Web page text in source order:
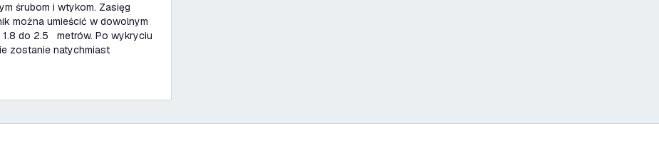
śrubom i wtykom. Zasięg
można umieścić w dowolnym
do 2.5 metrów. Po wykryciu
zostanie natychmiast